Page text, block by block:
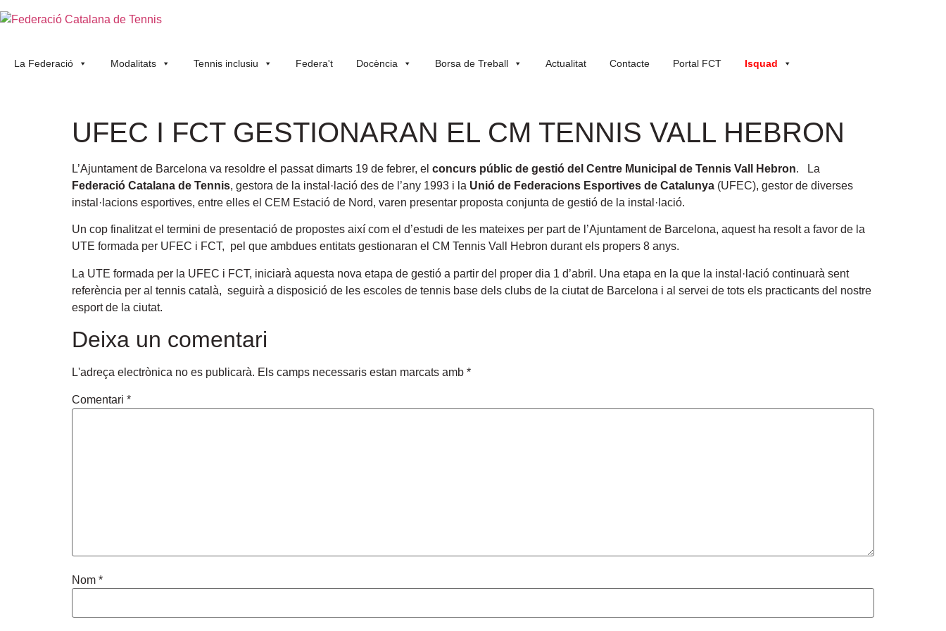
La Federació Modalitats Tennis inclusiu Federa't Docència Borsa de Treball Actualitat Contacte Portal FCT Isquad
UFEC I FCT GESTIONARAN EL CM TENNIS VALL HEBRON
L’Ajuntament de Barcelona va resoldre el passat dimarts 19 de febrer, el concurs públic de gestió del Centre Municipal de Tennis Vall Hebron. La
Federació Catalana de Tennis, gestora de la instal·lació des de l’any 1993 i la Unió de Federacions Esportives de Catalunya (UFEC), gestor de diverses
instal·lacions esportives, entre elles el CEM Estació de Nord, varen presentar proposta conjunta de gestió de la instal·lació.
Un cop finalitzat el termini de presentació de propostes així com el d’estudi de les mateixes per part de l’Ajuntament de Barcelona, aquest ha resolt a favor de la
UTE formada per UFEC i FCT, pel que ambdues entitats gestionaran el CM Tennis Vall Hebron durant els propers 8 anys.
La UTE formada per la UFEC i FCT, iniciarà aquesta nova etapa de gestió a partir del proper dia 1 d’abril. Una etapa en la que la instal·lació continuarà sent
referència per al tennis català, seguirà a disposició de les escoles de tennis base dels clubs de la ciutat de Barcelona i al servei de tots els practicants del nostre
esport de la ciutat.
Deixa un comentari
L'adreça electrònica no es publicarà. Els camps necessaris estan marcats amb *
Comentari *
Nom *